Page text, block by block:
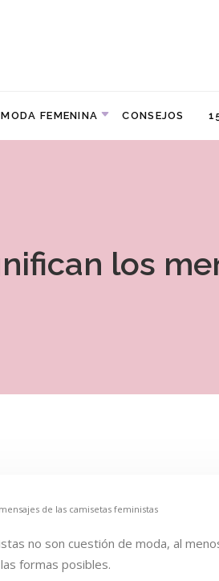
MODA FEMENINA CONSEJOS
los
de las camisetas feministas
no son cuestión de moda, al
formas posibles.